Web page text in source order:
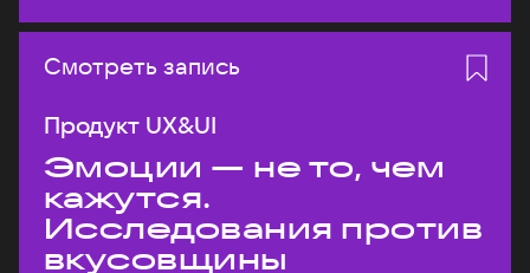
Смотреть запись
Продукт UX&UI
Эмоции — не то, чем
кажутся.
Исследования против
вкусовщины